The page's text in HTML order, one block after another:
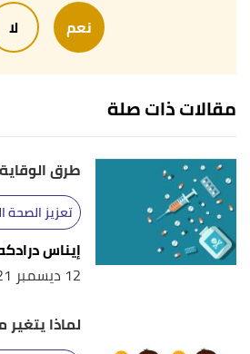
25/10/2022. Edited.
Miscarriage Grief and How
, Retrieved 25/10/2022.
Edited.
↑
"Coping with Miscarriage"
,stanfordchildrens,
Retrieved 25/10/2022. Edited.
نعم لا
مقالات ذات صلة
طرق
تعزيز الصحة
إيناس
12 ديسمبر 2021
لماذا يتغير